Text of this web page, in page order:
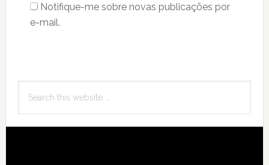
Notifique-me sobre novas publicações por
e-mail.
Primary
Sidebar
this